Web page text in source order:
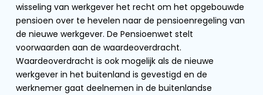
wisseling van werkgever het recht om het opgebouwde
pensioen over te hevelen naar de pensioenregeling van
de nieuwe werkgever. De Pensioenwet stelt
voorwaarden aan de waardeoverdracht.
Waardeoverdracht is ook mogelijk als de nieuwe
werkgever in het buitenland is gevestigd en de
werknemer gaat deelnemen in de buitenlandse